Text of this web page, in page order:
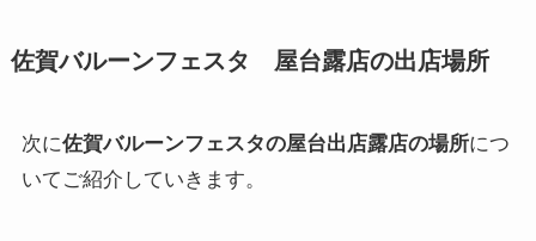
佐賀バルーンフェスタ 屋台露店の出店場所
次に佐賀バルーンフェスタの屋台出店露店の場所につ
いてご紹介していきます。